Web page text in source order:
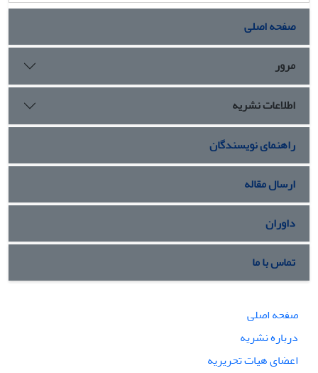
صفحه اصلی
مرور
اطلاعات نشریه
راهنمای نویسندگان
ارسال مقاله
داوران
تماس با ما
صفحه اصلی
درباره نشریه
اعضای هیات تحریریه